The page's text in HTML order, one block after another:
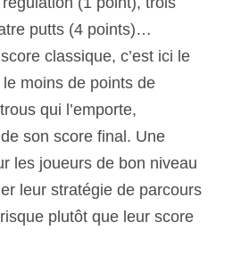
putts (4 points)…
classique, c’est ici le
moins de points de
qui l’emporte,
son score final. Une
les joueurs de bon niveau
leur stratégie de parcours
plutôt que leur score